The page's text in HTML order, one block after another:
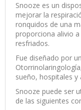
Snooze es un
mejorar la
ronquidos de una
proporciona alivio
resfriados.
Fue diseñado por
sueño, hospitales y
Snooze puede ser
de las siguientes